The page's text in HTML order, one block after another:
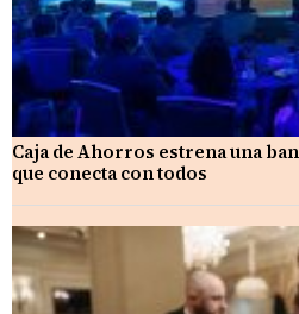
Caja de Ahorros estrena una
que conecta con todos